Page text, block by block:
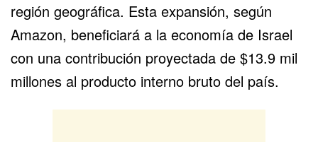
región geográfica. Esta expansión, según
Amazon, beneficiará a la economía de Israel
con una contribución proyectada de $13.9 mil
millones al producto interno bruto del país.